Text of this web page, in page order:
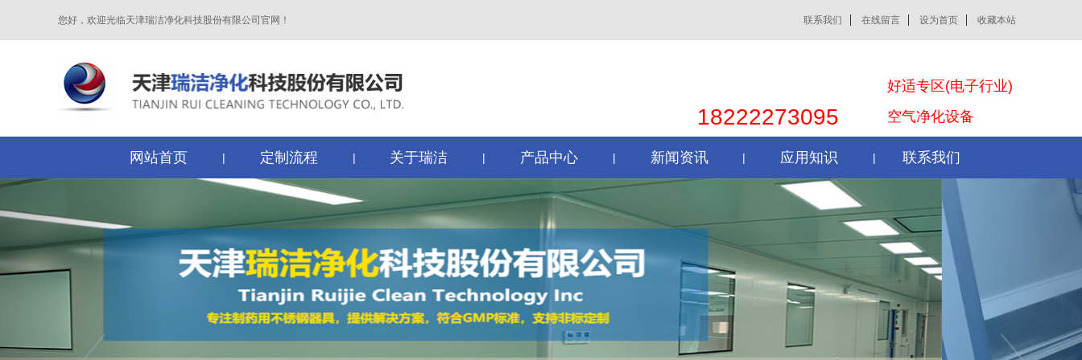
您好，欢迎光临天津瑞洁净化科技股份有限公司官网！ 联系我们 在线留言 设为首页 收藏本站
好适专区(电子行业)
空气净化设备
18222273095
网站首页 | 定制流程 | 关于瑞洁 | 产品中心 | 新闻资讯 | 应用知识 | 联系我们